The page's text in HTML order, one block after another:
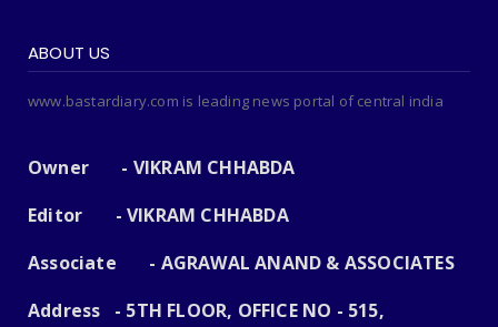
ABOUT US
www.bastardiary.com is leading news portal of central india
Owner - VIKRAM CHHABDA
Editor - VIKRAM CHHABDA
Associate - AGRAWAL ANAND & ASSOCIATES
Address - 5TH FLOOR, OFFICE NO - 515,